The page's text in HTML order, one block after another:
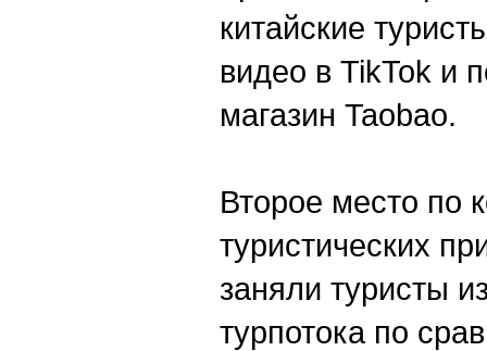
китайские
видео в TikTok и
магазин Taobao.
Второе место по
туристических
заняли туристы
турпотока по